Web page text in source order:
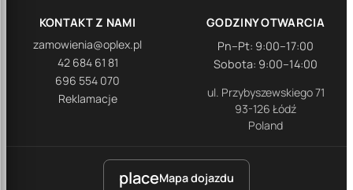
KONTAKT Z NAMI
zamowienia@oplex.pl
42 684 61 81
696 554 070
Reklamacje
GODZINY OTWARCIA
Pn–Pt: 9:00–17:00
Sobota: 9:00–14:00
ul. Przybyszewskiego 71
93-126 Łódź
Poland
placeMapa dojazdu